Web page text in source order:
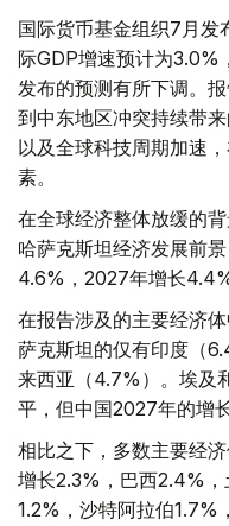
国际货币基金组织7月
际GDP增速预计为
发布的预测有所下调。
到中东地区冲突持续带
以及全球科技周期加速
素。
在全球经济整体放缓的
哈萨克斯坦经济发展前
4.6%，2027年增长4.4%
在报告涉及的主要经济
萨克斯坦的仅有印度（
来西亚（4.7%）。埃及
平，但中国2027年的增
相比之下，多数主要经
增长2.3%，巴西2.4%
1.2%，沙特阿拉伯1.7%